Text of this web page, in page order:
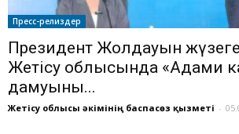
Пресс-релиздер
Президент Жолдауын
Жетісу облысында «Адами
дамуының...
Жетісу облысы әкімінің баспасөз қызметі -